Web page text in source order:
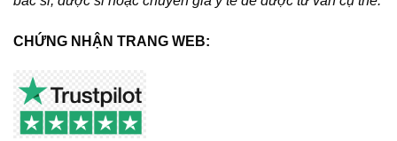
CHỨNG NHẬN TRANG WEB: